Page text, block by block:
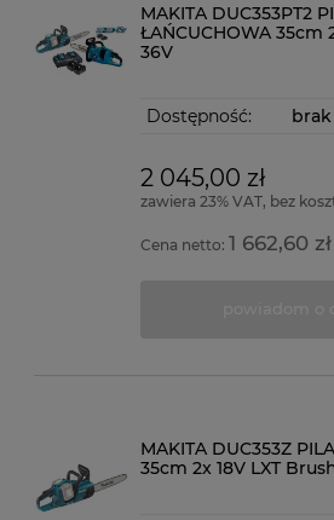
MAKITA DUC353PT2
ŁAŃCUCHOWA 35cm
36V
Dostępność:
2 045,00 zł
zawiera 23% VAT, bez
Cena netto: 1 662,60 zł
MAKITA DUC353Z
35cm 2x 18V LXT